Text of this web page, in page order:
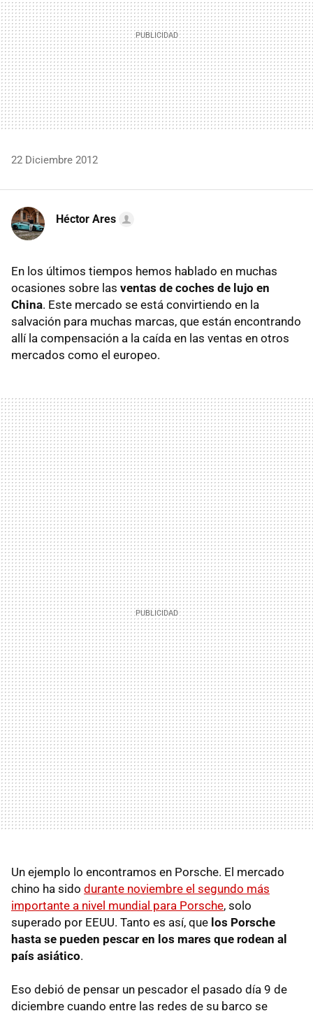
22 Diciembre 2012
Héctor Ares
En los últimos tiempos hemos hablado en muchas
ocasiones sobre las ventas de coches de lujo en
China. Este mercado se está convirtiendo en la
salvación para muchas marcas, que están encontrando
allí la compensación a la caída en las ventas en otros
mercados como el europeo.
Un ejemplo lo encontramos en Porsche. El mercado
chino ha sido durante noviembre el segundo más
importante a nivel mundial para Porsche, solo
superado por EEUU. Tanto es así, que los Porsche
hasta se pueden pescar en los mares que rodean al
país asiático.
Eso debió de pensar un pescador el pasado día 9 de
diciembre cuando entre las redes de su barco se